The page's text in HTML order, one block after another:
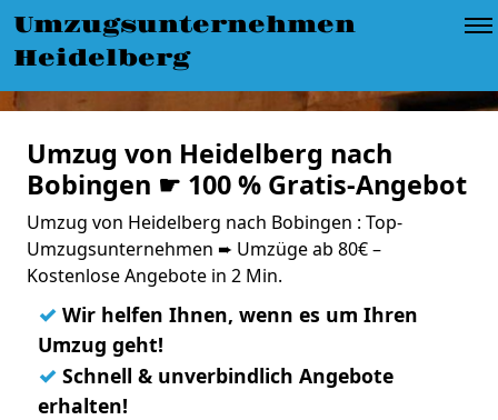
Umzugsunternehmen
Heidelberg
Umzug von Heidelberg nach
Bobingen ☛ 100 % Gratis-Angebot
Umzug von Heidelberg nach Bobingen : Top-
Umzugsunternehmen ➨ Umzüge ab 80€ –
Kostenlose Angebote in 2 Min.
✓ Wir helfen Ihnen, wenn es um Ihren
Umzug geht!
✓ Schnell & unverbindlich Angebote
erhalten!